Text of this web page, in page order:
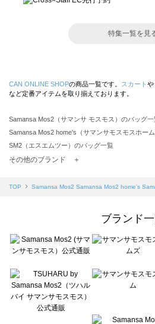
特集一覧を見
CAN ONLINE SHOPの商品一覧です。 スカート や
など定番アイテムを取り揃えております。
Samansa Mos2（サマンサ モスモス）のバッグ一
Samansa Mos2 home's（サマンサモスモスホー
SM2（エスエムツー）のバッグ一覧
TSUHARU by Samansa Mos2（ツハルバイサマ
Samansa Mos2 blue（サマンサモスモス ブルー
sō4ū（ソウフォーユー）のバッグ一覧
Te chichi（テチチ）のバッグ一覧
Te chichi CLASSIC（テチチ クラシック）のバッ
Lugnoncure（ルノンキュール）のバッグ一覧
BETTY'S BLUE（べティーズブルー）のバッグ一覧
Wpc.（ワールドパーティー）のバッグ一覧
その他のブランド ＋
TOP Samansa Mos2 Samansa Mos2 home's
ブランド